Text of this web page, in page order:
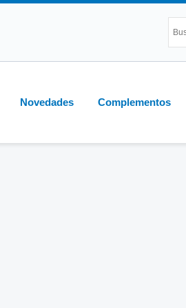
Novedades Complementos